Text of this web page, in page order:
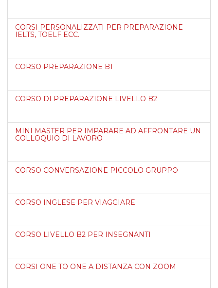
CORSI PERSONALIZZATI PER PREPARAZIONE
IELTS, TOELF ECC.
CORSO PREPARAZIONE B1
CORSO DI PREPARAZIONE LIVELLO B2
MINI MASTER PER IMPARARE AD AFFRONTARE UN
COLLOQUIO DI LAVORO
CORSO CONVERSAZIONE PICCOLO GRUPPO
CORSO INGLESE PER VIAGGIARE
CORSO LIVELLO B2 PER INSEGNANTI
CORSI ONE TO ONE A DISTANZA CON ZOOM